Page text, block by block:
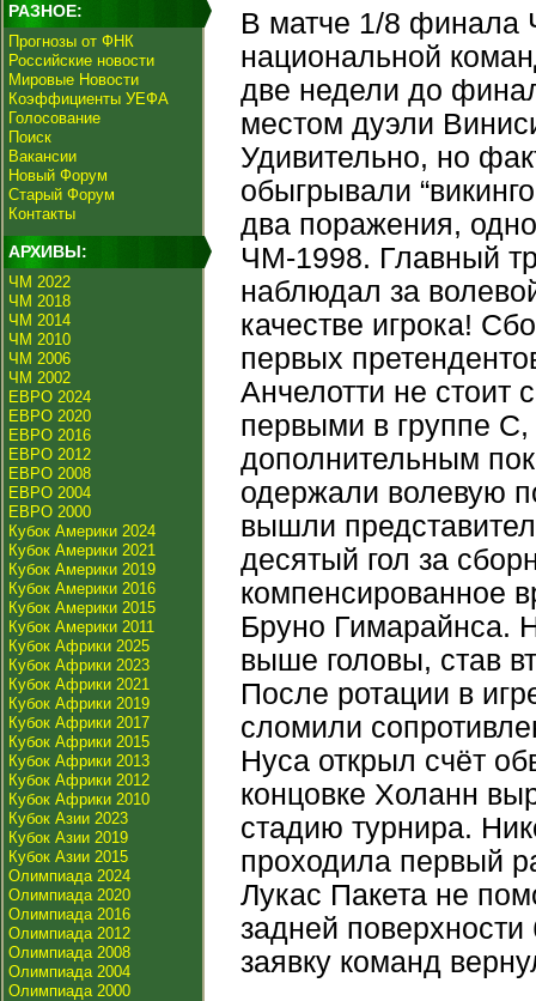
РАЗНОЕ:
Прогнозы от ФНК
Российские новости
Мировые Новости
Коэффициенты УЕФА
Голосование
Поиск
Вакансии
Новый Форум
Старый Форум
Контакты
АРХИВЫ:
ЧМ 2022
ЧМ 2018
ЧМ 2014
ЧМ 2010
ЧМ 2006
ЧМ 2002
ЕВРО 2024
ЕВРО 2020
ЕВРО 2016
ЕВРО 2012
ЕВРО 2008
ЕВРО 2004
ЕВРО 2000
Кубок Америки 2024
Кубок Америки 2021
Кубок Америки 2019
Кубок Америки 2016
Кубок Америки 2015
Кубок Америки 2011
Кубок Африки 2025
Кубок Африки 2023
Кубок Африки 2021
Кубок Африки 2019
Кубок Африки 2017
Кубок Африки 2015
Кубок Африки 2013
Кубок Африки 2012
Кубок Африки 2010
Кубок Азии 2023
Кубок Азии 2019
Кубок Азии 2015
Олимпиада 2024
Олимпиада 2020
Олимпиада 2016
Олимпиада 2012
Олимпиада 2008
Олимпиада 2004
Олимпиада 2000
В матче 1/8 финала
национальной
две недели до
местом дуэли
Удивительно, но
обыгрывали
два поражения,
ЧМ-1998. Главный
наблюдал за
качестве игрока!
первых
Анчелотти не стоит
первыми в группе
дополнительным
одержали волевую
вышли
десятый гол за
компенсированное
Бруно Гимарайнса.
выше головы, став
После ротации в
сломили
Нуса открыл счёт
концовке Холанн
стадию турнира.
проходила первый
Лукас Пакета не
задней
заявку команд